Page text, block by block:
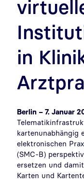
in
Berlin – 7. Januar
kartenunabhängig
elektronischen
(SMC-B)
ersetzen und
Karten und